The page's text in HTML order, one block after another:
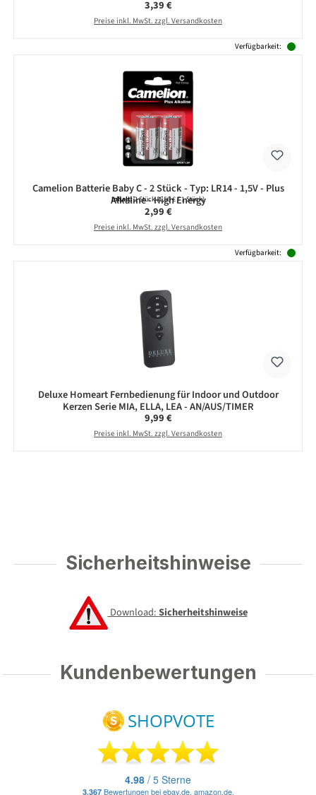
Regulärer Preis:
3,39 €
Preise inkl. MwSt. zzgl. Versandkosten
Verfügbarkeit:
Camelion Batterie Baby C - 2 Stück - Typ: LR14 - 1,5V - Plus
Alkaline - High Energy
Inhalt:2 Stück(1,50 € / 1 Stück)
Regulärer Preis:
2,99 €
Preise inkl. MwSt. zzgl. Versandkosten
Verfügbarkeit:
Deluxe Homeart Fernbedienung für Indoor und Outdoor
Kerzen Serie MIA, ELLA, LEA - AN/AUS/TIMER
Regulärer Preis:
9,99 €
Preise inkl. MwSt. zzgl. Versandkosten
Sicherheitshinweise
Download:Sicherheitshinweise
Kundenbewertungen